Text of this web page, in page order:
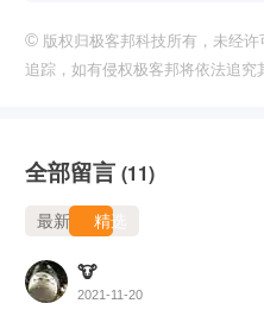
© 版权归极客邦科技所有，未经
追踪，如有侵权极客邦将依法追究
全部留言 (11)
最新 精选
🐮
2021-11-20